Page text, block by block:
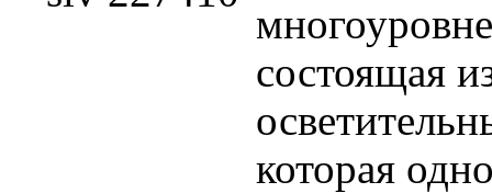
состоящая
которая